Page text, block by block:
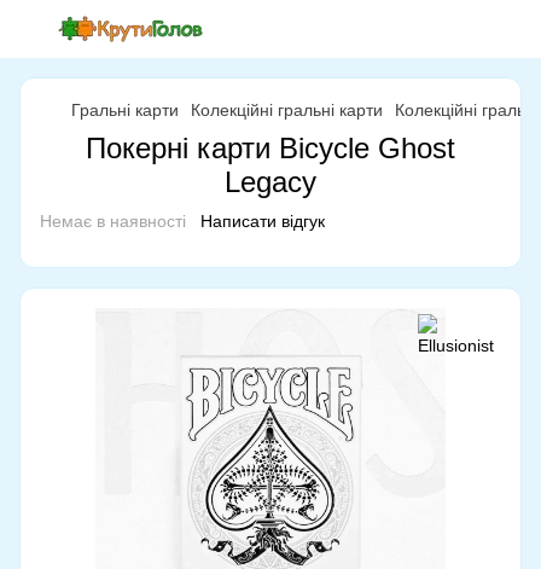
Гральні карти Колекційні гральні карти Колекційні
Покерні карти Bicycle Ghost
Legacy
Немає в наявності Написати відгук